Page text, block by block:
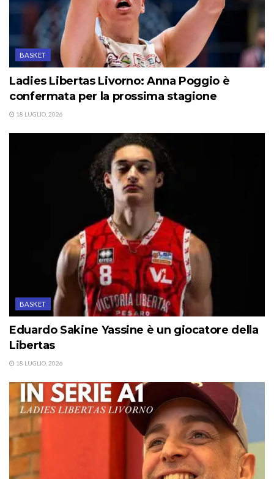
BASKET
Ladies Libertas Livorno: Anna Poggio è
confermata per la prossima stagione
18 LUGLIO, 2026
BASKET
Eduardo Sakine Yassine è un giocatore della
Libertas
18 LUGLIO, 2026